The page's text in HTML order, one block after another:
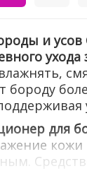
и усов
бороду
для